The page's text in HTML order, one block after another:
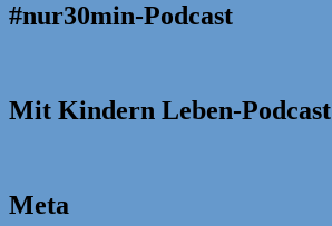
#nur30min-Podcast
Mit Kindern Leben-Podcast
Meta